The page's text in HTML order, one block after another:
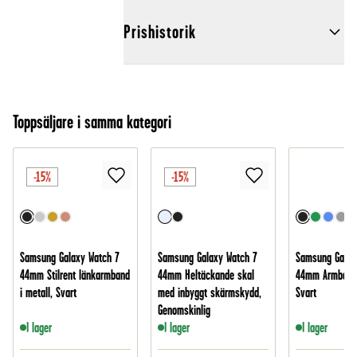
Prishistorik
Toppsäljare i samma kategori
-15%
Samsung Galaxy Watch 7
44mm Stilrent länkarmband
i metall, Svart
I lager
-15%
Samsung Galaxy Watch 7
44mm Heltäckande skal
med inbyggt skärmskydd,
Genomskinlig
I lager
Samsung
44mm
Svart
I lager